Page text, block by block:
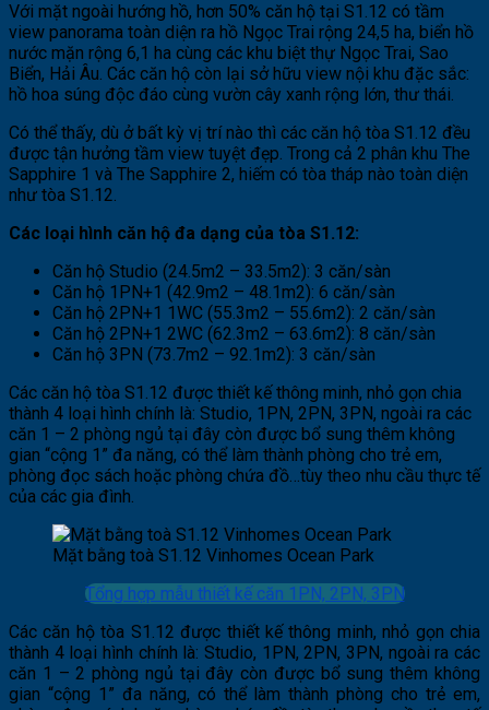
Với mặt ngoài hướng hồ, hơn 50% căn hộ tại S1.12 có tầm
view panorama toàn diện ra hồ Ngọc Trai rộng 24,5 ha, biển hồ
nước mặn rộng 6,1 ha cùng các khu biệt thự Ngọc Trai, Sao
Biển, Hải Âu. Các căn hộ còn lại sở hữu view nội khu đặc sắc:
hồ hoa súng độc đáo cùng vườn cây xanh rộng lớn, thư thái.
Có thể thấy, dù ở bất kỳ vị trí nào thì các căn hộ tòa S1.12 đều
được tận hưởng tầm view tuyệt đẹp. Trong cả 2 phân khu The
Sapphire 1 và The Sapphire 2, hiếm có tòa tháp nào toàn diện
như tòa S1.12.
Các loại hình căn hộ đa dạng của tòa S1.12:
Căn hộ Studio (24.5m2 – 33.5m2): 3 căn/sàn
Căn hộ 1PN+1 (42.9m2 – 48.1m2): 6 căn/sàn
Căn hộ 2PN+1 1WC (55.3m2 – 55.6m2): 2 căn/sàn
Căn hộ 2PN+1 2WC (62.3m2 – 63.6m2): 8 căn/sàn
Căn hộ 3PN (73.7m2 – 92.1m2): 3 căn/sàn
Các căn hộ tòa S1.12 được thiết kế thông minh, nhỏ gọn chia
thành 4 loại hình chính là: Studio, 1PN, 2PN, 3PN, ngoài ra các
căn 1 – 2 phòng ngủ tại đây còn được bổ sung thêm không
gian “cộng 1” đa năng, có thể làm thành phòng cho trẻ em,
phòng đọc sách hoặc phòng chứa đồ…tùy theo nhu cầu thực tế
của các gia đình.
Mặt bằng toà S1.12 Vinhomes Ocean Park
Tổng hợp mẫu thiết kế căn 1PN, 2PN, 3PN
Các căn hộ tòa S1.12 được thiết kế thông minh, nhỏ gọn chia
thành 4 loại hình chính là: Studio, 1PN, 2PN, 3PN, ngoài ra các
căn 1 – 2 phòng ngủ tại đây còn được bổ sung thêm không
gian “cộng 1” đa năng, có thể làm thành phòng cho trẻ em,